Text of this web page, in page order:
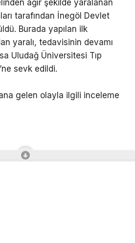
ağır şekilde yaralanan
tarafından İnegöl Devlet
Burada yapılan ilk
yaralı, tedavisinin devamı
Uludağ Üniversitesi Tıp
sevk edildi.
gelen olayla ilgili inceleme